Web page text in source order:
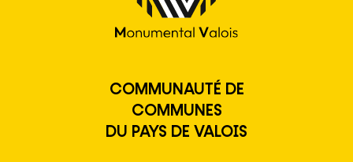
COMMUNAUTÉ DE
COMMUNES
DU PAYS DE VALOIS